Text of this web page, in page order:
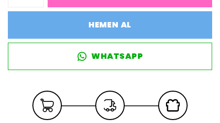
HEMEN AL
WHATSAPP